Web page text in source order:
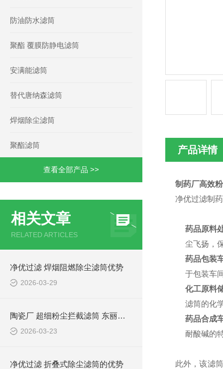
防油防水滤筒
聚酯 覆膜防静电滤筒
安满能滤筒
替代唐纳森滤筒
焊烟除尘滤筒
聚酯滤筒
查看全部产品 >>
相关文章
RELATED ARTICLES
净优过滤 焊烟阻燃除尘滤筒优势
2026-03-29
陶瓷厂 超细粉尘拦截滤筒 东丽覆膜滤材
2026-03-23
净优过滤 折叠式除尘滤筒的优势
产品详情
制药厂高效
净优过滤制
药品原料
尘飞扬，
药品包装
于包装车
化工原料
滤筒的化
药品合成
耐酸碱的
此外，该滤